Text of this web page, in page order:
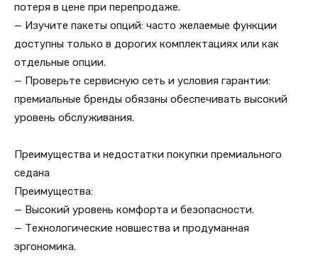
потеря в цене при перепродаже.
— Изучите пакеты опций: часто желаемые функции
доступны только в дорогих комплектациях или как
отдельные опции.
— Проверьте сервисную сеть и условия гарантии:
премиальные бренды обязаны обеспечивать высокий
уровень обслуживания.
Преимущества и недостатки покупки премиального
седана
Преимущества:
— Высокий уровень комфорта и безопасности.
— Технологические новшества и продуманная
эргономика.